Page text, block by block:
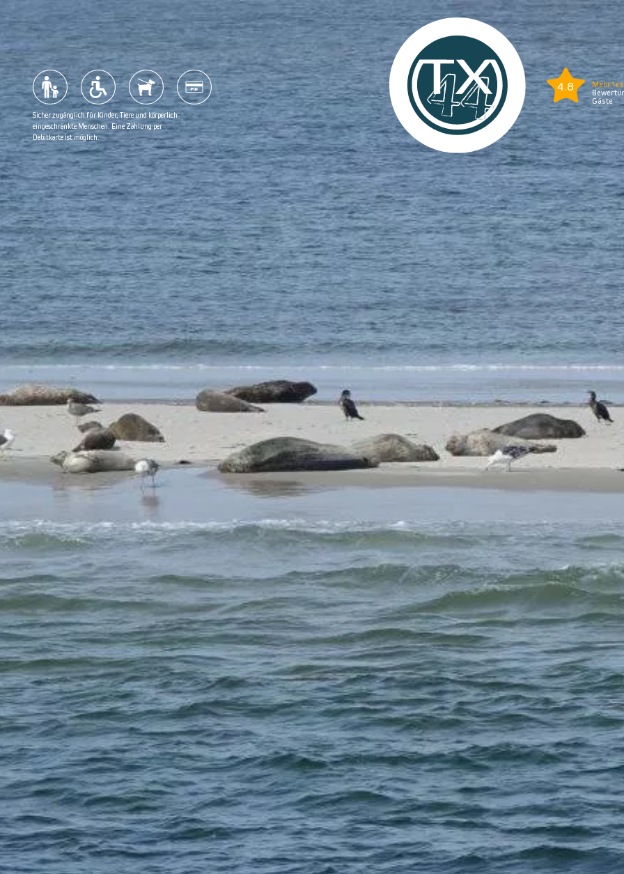
4.8
Mehr
Gäste
Sicher zugänglich für Kinder, Tiere und körperlich
eingeschränkte Menschen. Eine Zahlung per
Debitkarte ist möglich.
Seehunde
Sommerabendkreuzfahrt
Segelroute
Gruppenrabatt
Häufig gestellte Fragen
Möchten Sie Ihre Erfahrungen auf Google teilen?